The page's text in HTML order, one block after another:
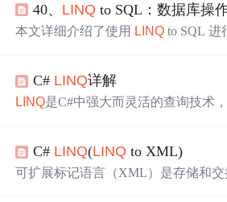
40、 LINQ to SQL：数据库操
本文详细介绍了使用 LINQ to SQL 进
的生成与手动编写方法、变更通知和
制。同时总结了常见问题及其解决办
C# LINQ详解
LINQ是C#中强大而灵活的查询技术
Objects的核心功能LINQto XML的文
QL/Entities的数据库查询 PLINQ的并
C# LINQ(LINQ to XML)
可扩展标记语言（XML）是存储和